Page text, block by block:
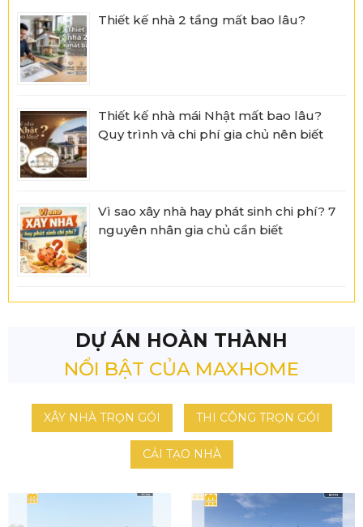
Thiết kế nhà 2 tầng mất bao lâu?
Thiết kế nhà mái Nhật mất bao lâu?
Quy trình và chi phí gia chủ nên biết
Vì sao xây nhà hay phát sinh chi phí? 7
nguyên nhân gia chủ cần biết
DỰ ÁN HOÀN THÀNH
NỔI BẬT CỦA MAXHOME
XÂY NHÀ TRỌN GÓI THI CÔNG TRỌN GÓI
CẢI TẠO NHÀ